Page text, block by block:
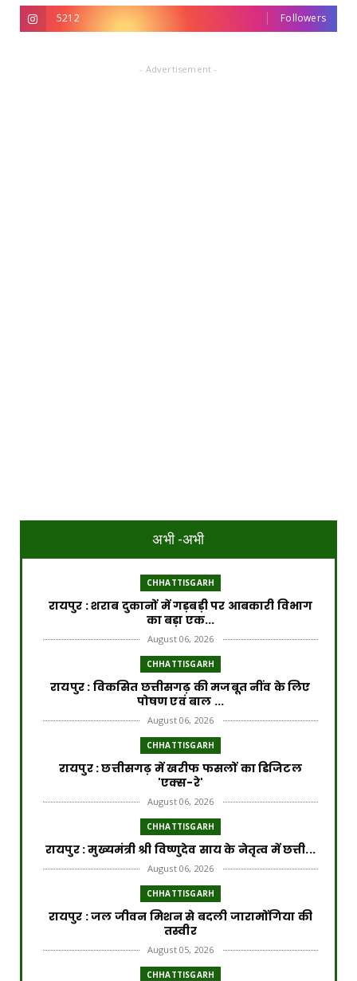
5212 Followers
- Advertisement -
अभी -अभी
CHHATTISGARH
रायपुर : शराब दुकानों में गड़बड़ी पर आबकारी विभाग
का बड़ा एक...
August 06, 2026
CHHATTISGARH
रायपुर : विकसित छत्तीसगढ़ की मजबूत नींव के लिए
पोषण एवं बाल ...
August 06, 2026
CHHATTISGARH
​रायपुर : ​छत्तीसगढ़ में खरीफ फसलों का डिजिटल
'एक्स-रे'
August 06, 2026
CHHATTISGARH
रायपुर : मुख्यमंत्री श्री विष्णुदेव साय के नेतृत्व में छत्ती...
August 06, 2026
CHHATTISGARH
रायपुर : जल जीवन मिशन से बदली जारामोंगिया की
तस्वीर
August 05, 2026
CHHATTISGARH